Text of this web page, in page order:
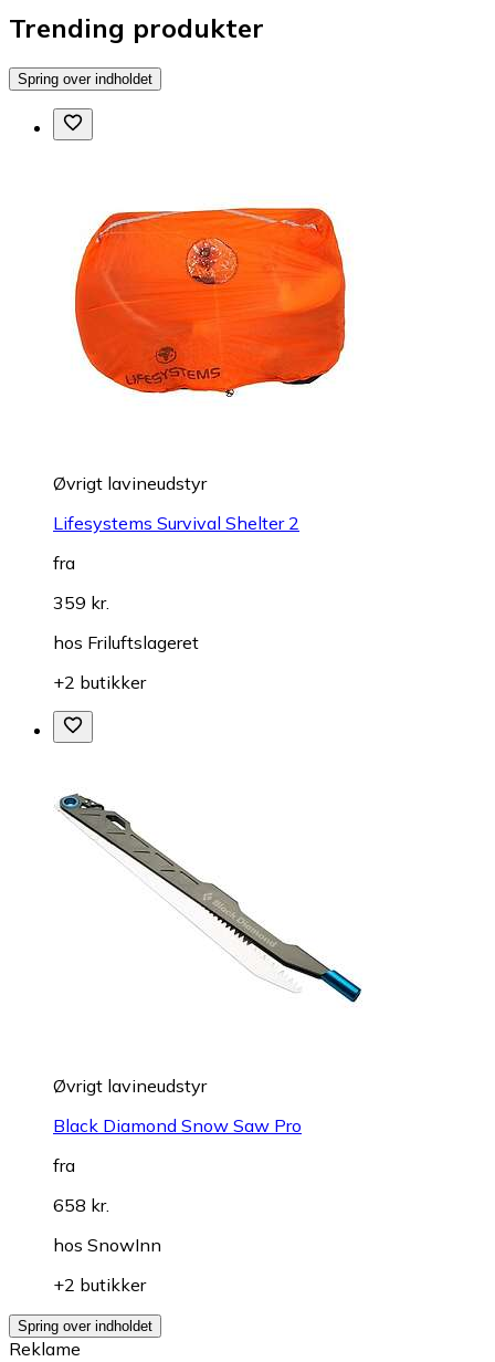
Trending produkter
Spring over indholdet
Øvrigt lavineudstyr
Lifesystems Survival Shelter 2
fra
359 kr.
hos Friluftslageret
+2 butikker
Øvrigt lavineudstyr
Black Diamond Snow Saw Pro
fra
658 kr.
hos SnowInn
+2 butikker
Spring over indholdet
Reklame